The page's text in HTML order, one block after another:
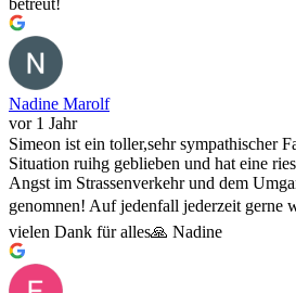
betreut!
Nadine Marolf
vor 1 Jahr
Simeon ist ein toller,sehr sympathischer
Situation ruihg geblieben und hat eine
Angst im Strassenverkehr und dem
genomnen! Auf jedenfall jederzeit gerne
vielen Dank für alles🙏 Nadine